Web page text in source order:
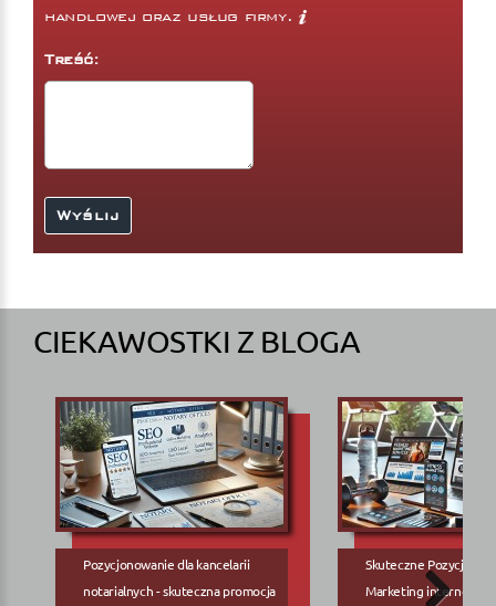
handlowej oraz usług firmy.
Treść:
CIEKAWOSTKI Z BLOGA
Pozycjonowanie dla kancelarii
notarialnych - skuteczna promocja
Skuteczne
Marketing internetowy